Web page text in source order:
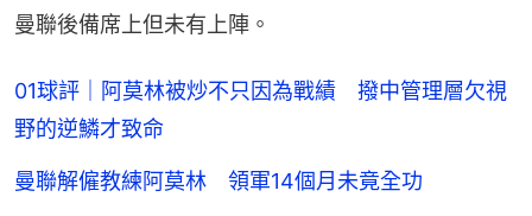
曼聯後備席上但未有上陣。
01球評｜阿莫林被炒不只因為戰績 撥中管理層欠視
野的逆鱗才致命
曼聯解僱教練阿莫林 領軍14個月未竟全功